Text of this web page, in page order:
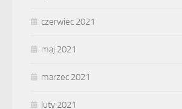
czerwiec 2021
maj 2021
marzec 2021
luty 2021